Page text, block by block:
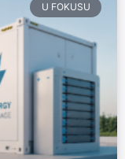
U FOKUSU